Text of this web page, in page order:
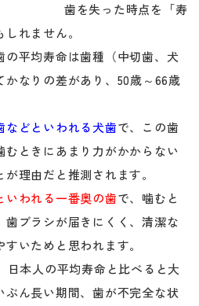
歯を失った時点を「寿
れません。
平均寿命は歯種（中切歯、犬
なりの差があり、50歳～66歳
などといわれる犬歯で、この歯
ときにあまり力がかからない
理由だと推測されます。
いわれる一番奥の歯で、噛むと
歯ブラシが届きにくく、清潔な
いためと思われます。
日本人の平均寿命と比べると大
ぶん長い期間、歯が不完全な状